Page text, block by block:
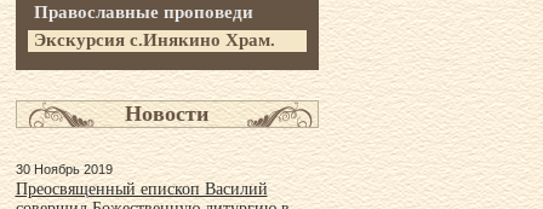
Православные проповеди
Экскурсия с.Инякино Храм.
Новости
30 Ноябрь 2019
Преосвященный епископ Василий